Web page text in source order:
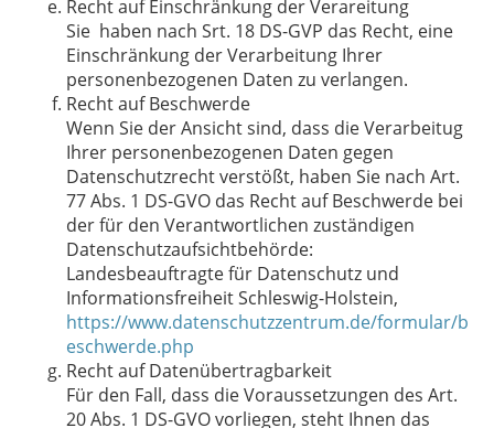
Recht auf Einschränkung der Verareitung
Sie haben nach Srt. 18 DS-GVP das Recht, eine
Einschränkung der Verarbeitung Ihrer
personenbezogenen Daten zu verlangen.
Recht auf Beschwerde
Wenn Sie der Ansicht sind, dass die Verarbeitug
Ihrer personenbezogenen Daten gegen
Datenschutzrecht verstößt, haben Sie nach Art.
77 Abs. 1 DS-GVO das Recht auf Beschwerde bei
der für den Verantwortlichen zuständigen
Datenschutzaufsichtbehörde:
Landesbeauftragte für Datenschutz und
Informationsfreiheit Schleswig-Holstein,
https://www.datenschutzzentrum.de/formular/b
eschwerde.php
Recht auf Datenübertragbarkeit
Für den Fall, dass die Voraussetzungen des Art.
20 Abs. 1 DS-GVO vorliegen, steht Ihnen das